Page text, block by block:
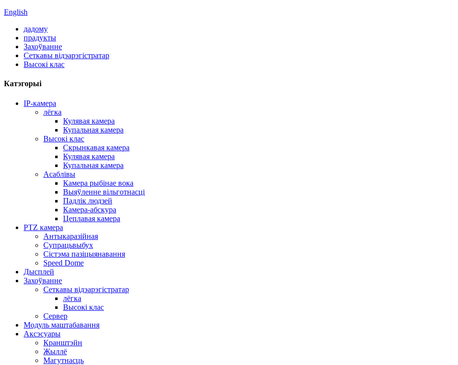
English
дадому
прадукты
Захоўванне
Сеткавы відэарэгістратар
Высокі клас
Катэгорыі
IP-камера
лёгка
Кулявая камера
Купальная камера
Высокі клас
Скрынкавая камера
Кулявая камера
Купальная камера
Асаблівы
Камера рыбінае вока
Выяўленне вільготнасці
Падлік людзей
Камера-абскура
Цеплавая камера
PTZ камера
Антыкаразійная
Супрацьвыбух
Сістэма пазіцыянавання
Speed ​​Dome
Дысплей
Захоўванне
Сеткавы відэарэгістратар
лёгка
Высокі клас
Сервер
Модуль маштабавання
Аксэсуары
Кранштэйн
Жыллё
Магутнасць